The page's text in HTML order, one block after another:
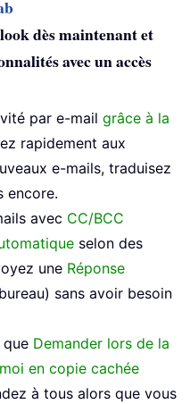
dès maintenant et
avec un accès
par e-mail grâce à la
rapidement aux
e-mails, traduisez
encore.
avec CC/BCC
selon des
une Réponse
sans avoir besoin
que Demander lors de la
en copie cachée
à tous alors que vous